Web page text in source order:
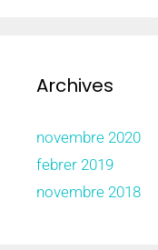
Archives
novembre 2020
febrer 2019
novembre 2018